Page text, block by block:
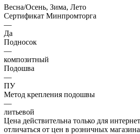
Весна/Осень, Зима, Лето
Сертификат Минпромторга
—
Да
Подносок
—
композитный
Подошва
—
ПУ
Метод крепления подошвы
—
литьевой
Цена действительна только для
отличаться от цен в розничных